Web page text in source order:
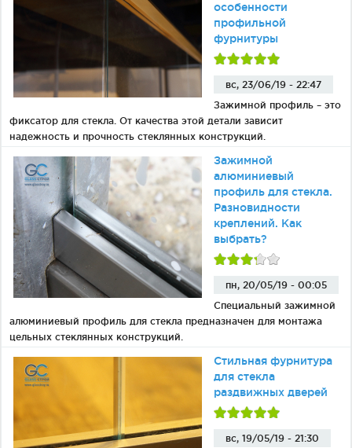
особенности
профильной
фурнитуры
вс, 23/06/19 - 22:47
Зажимной профиль – это
фиксатор для стекла. От качества этой детали зависит
надежность и прочность стеклянных конструкций.
Зажимной
алюминиевый
профиль для стекла.
Разновидности
креплений. Как
выбрать?
пн, 20/05/19 - 00:05
Специальный зажимной
алюминиевый профиль для стекла предназначен для монтажа
цельных стеклянных конструкций.
Стильная фурнитура
для стекла
раздвижных дверей
вс, 19/05/19 - 21:30